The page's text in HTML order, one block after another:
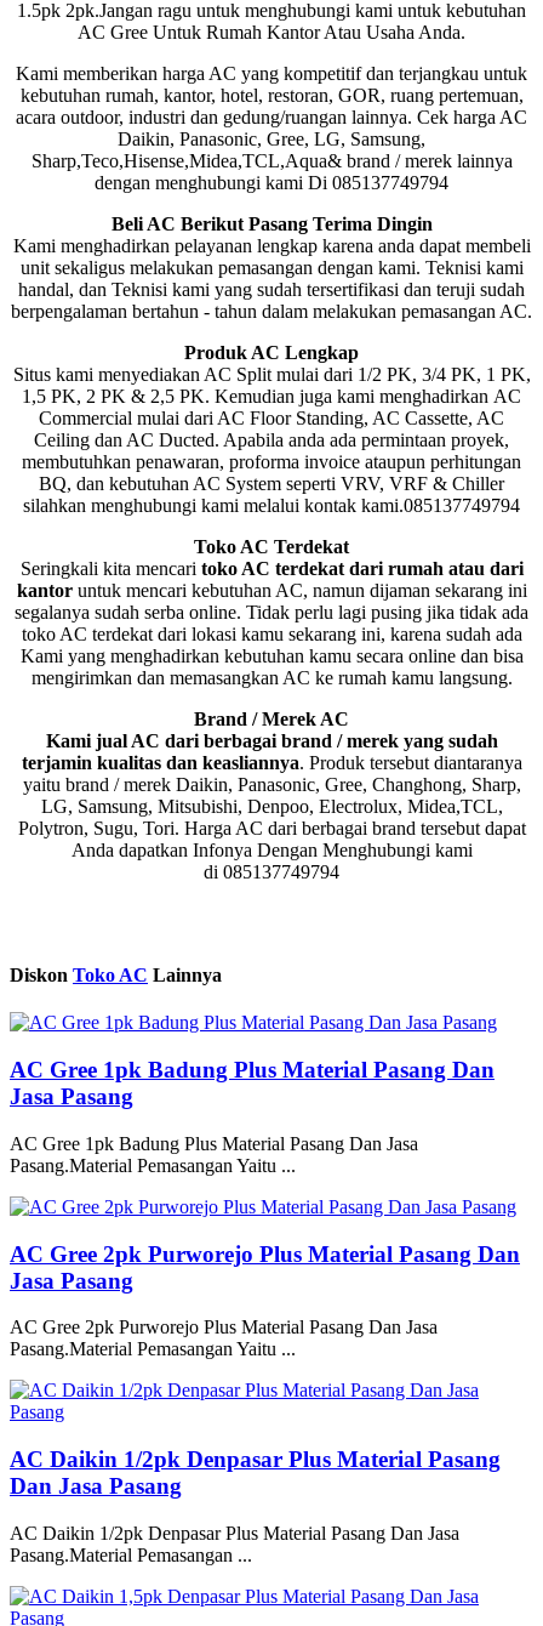
1.5pk 2pk.Jangan ragu untuk menghubungi kami untuk kebutuhan
AC Gree Untuk Rumah Kantor Atau Usaha Anda.
Kami memberikan harga AC yang kompetitif dan terjangkau untuk
kebutuhan rumah, kantor, hotel, restoran, GOR, ruang pertemuan,
acara outdoor, industri dan gedung/ruangan lainnya. Cek harga AC
Daikin, Panasonic, Gree, LG, Samsung,
Sharp,Teco,Hisense,Midea,TCL,Aqua& brand / merek lainnya
dengan menghubungi kami Di 085137749794
Beli AC Berikut Pasang Terima Dingin
Kami menghadirkan pelayanan lengkap karena anda dapat membeli
unit sekaligus melakukan pemasangan dengan kami. Teknisi kami
handal, dan Teknisi kami yang sudah tersertifikasi dan teruji sudah
berpengalaman bertahun - tahun dalam melakukan pemasangan AC.
Produk AC Lengkap
Situs kami menyediakan AC Split mulai dari 1/2 PK, 3/4 PK, 1 PK,
1,5 PK, 2 PK & 2,5 PK. Kemudian juga kami menghadirkan AC
Commercial mulai dari AC Floor Standing, AC Cassette, AC
Ceiling dan AC Ducted. Apabila anda ada permintaan proyek,
membutuhkan penawaran, proforma invoice ataupun perhitungan
BQ, dan kebutuhan AC System seperti VRV, VRF & Chiller
silahkan menghubungi kami melalui kontak kami.085137749794
Toko AC Terdekat
Seringkali kita mencari toko AC terdekat dari rumah atau dari
kantoruntuk mencari kebutuhan AC, namun dijaman sekarang ini
segalanya sudah serba online. Tidak perlu lagi pusing jika tidak ada
toko AC terdekat dari lokasi kamu sekarang ini, karena sudah ada
Kami yang menghadirkan kebutuhan kamu secara online dan bisa
mengirimkan dan memasangkan AC ke rumah kamu langsung.
Brand / Merek AC
Kami jual AC dari berbagai brand / merek yang sudah
terjamin kualitas dan keasliannya. Produk tersebut diantaranya
yaitu brand / merek Daikin, Panasonic, Gree, Changhong, Sharp,
LG, Samsung, Mitsubishi, Denpoo, Electrolux, Midea,TCL,
Polytron, Sugu, Tori. Harga AC dari berbagai brand tersebut dapat
Anda dapatkan Infonya Dengan Menghubungi kami
di 085137749794
Diskon Toko AC Lainnya
AC Gree 1pk Badung Plus Material Pasang Dan
Jasa Pasang
AC Gree 1pk Badung Plus Material Pasang Dan Jasa
Pasang.Material Pemasangan Yaitu ...
AC Gree 2pk Purworejo Plus Material Pasang Dan
Jasa Pasang
AC Gree 2pk Purworejo Plus Material Pasang Dan Jasa
Pasang.Material Pemasangan Yaitu ...
AC Daikin 1/2pk Denpasar Plus Material Pasang
Dan Jasa Pasang
AC Daikin 1/2pk Denpasar Plus Material Pasang Dan Jasa
Pasang.Material Pemasangan ...